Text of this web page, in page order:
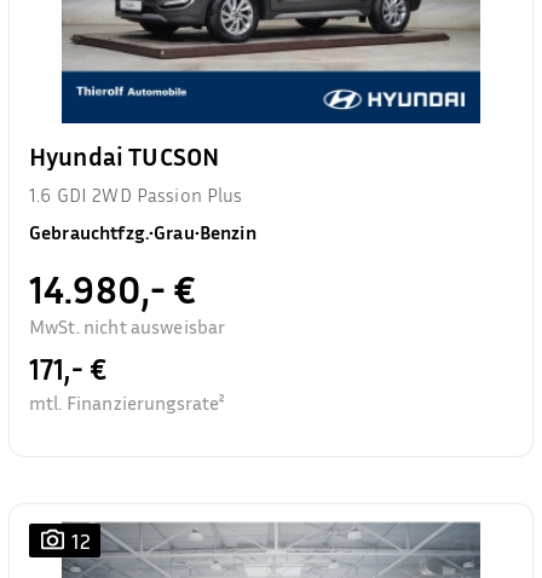
Hyundai TUCSON
1.6 GDI 2WD Passion Plus
Gebrauchtfzg.•Grau•Benzin
14.980,- €
MwSt. nicht ausweisbar
171,- €
mtl. Finanzierungsrate²
12